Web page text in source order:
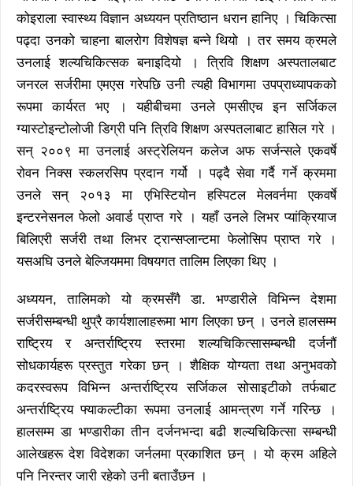
कोइराला स्वास्थ्य विज्ञान अध्ययन प्रतिष्ठान धरान हानिए । चिकित्सा
पढ्दा उनको चाहना बालरोग विशेषज्ञ बन्ने थियो । तर समय क्रमले
उनलाई शल्यचिकित्सक बनाइदियो । त्रिवि शिक्षण अस्पतालबाट
जनरल सर्जरीमा एमएस गरेपछि उनी त्यही विभागमा उपप्राध्यापकको
रूपमा कार्यरत भए । यहीबीचमा उनले एमसीएच इन सर्जिकल
ग्यास्टोइन्टोलोजी डिग्री पनि त्रिवि शिक्षण अस्पतलाबाट हासिल गरे ।
सन् २००९ मा उनलाई अस्ट्रेलियन कलेज अफ सर्जन्सले एकवर्षे
रोवन निक्स स्कलरसिप प्रदान गर्यो । पढ्दै सेवा गर्दै गर्ने क्रममा
उनले सन् २०१३ मा एभिस्टियोन हस्पिटल मेलवर्नमा एकवर्षे
इन्टरनेसनल फेलो अवार्ड प्राप्त गरे । यहाँ उनले लिभर प्यांक्रियाज
बिलिएरी सर्जरी तथा लिभर ट्रान्सप्लान्टमा फेलोसिप प्राप्त गरे ।
यसअघि उनले बेल्जियममा विषयगत तालिम लिएका थिए ।
अध्ययन, तालिमको यो क्रमसँगै डा. भण्डारीले विभिन्न देशमा
सर्जरीसम्बन्धी थुप्रै कार्यशालाहरूमा भाग लिएका छन् । उनले हालसम्म
राष्ट्रिय र अन्तर्राष्ट्रिय स्तरमा शल्यचिकित्सासम्बन्धी दर्जनौं
सोधकार्यहरू प्रस्तुत गरेका छन् । शैक्षिक योग्यता तथा अनुभवको
कदरस्वरूप विभिन्न अन्तर्राष्ट्रिय सर्जिकल सोसाइटीको तर्फबाट
अन्तर्राष्ट्रिय फ्याकल्टीका रूपमा उनलाई आमन्त्रण गर्ने गरिन्छ ।
हालसम्म डा भण्डारीका तीन दर्जनभन्दा बढी शल्यचिकित्सा सम्बन्धी
आलेखहरू देश विदेशका जर्नलमा प्रकाशित छन् । यो क्रम अहिले
पनि निरन्तर जारी रहेको उनी बताउँछन ।